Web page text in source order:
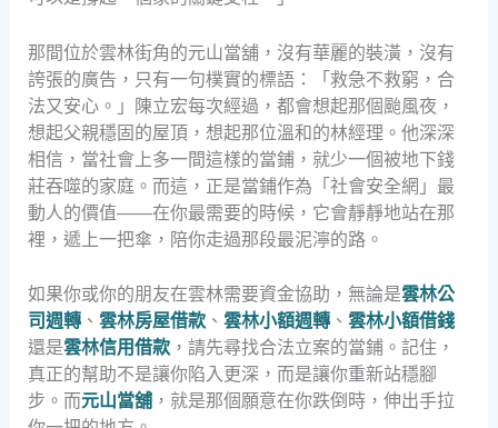
那間位於雲林街角的元山當舖，沒有華麗的裝潢，沒有
誇張的廣告，只有一句樸實的標語：「救急不救窮，合
法又安心。」陳立宏每次經過，都會想起那個颱風夜，
想起父親穩固的屋頂，想起那位溫和的林經理。他深深
相信，當社會上多一間這樣的當鋪，就少一個被地下錢
莊吞噬的家庭。而這，正是當鋪作為「社會安全網」最
動人的價值——在你最需要的時候，它會靜靜地站在那
裡，遞上一把傘，陪你走過那段最泥濘的路。
如果你或你的朋友在雲林需要資金協助，無論是雲林公
司週轉、 雲林房屋借款、 雲林小額週轉、 雲林小額借錢
還是雲林信用借款，請先尋找合法立案的當鋪。記住，
真正的幫助不是讓你陷入更深，而是讓你重新站穩腳
步。而元山當舖，就是那個願意在你跌倒時，伸出手拉